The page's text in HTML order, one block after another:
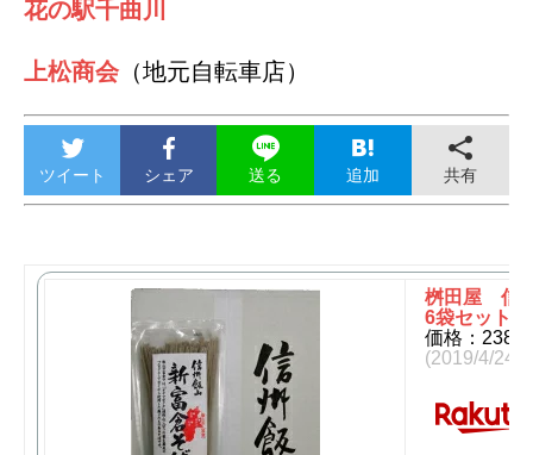
花の駅千曲川
上松商会（地元自転車店）
ツイート シェア 送る 追加 共有
桝田屋 信
6袋セット
価格：2388
(2019/4/24